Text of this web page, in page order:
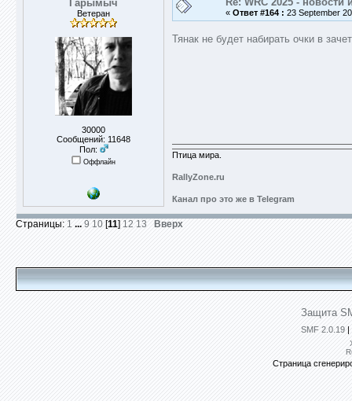
Гарымыч
Ветеран
30000
Сообщений: 11648
Пол:
Оффлайн
« Ответ #164 : 23 September
Тянак не будет набирать очки в
Птица мира.
RallyZone.ru
Канал про это же в Telegram
Страницы: 1 ... 9 10 [11] 12 13 Вверх
Защита
SMF 2.0.19 |
Страница